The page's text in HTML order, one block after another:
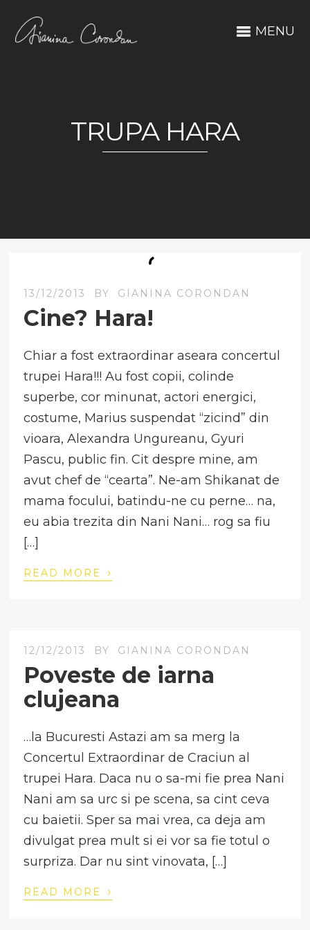
MENU
TRUPA HARA
13/12/2013 BY GIANINA CORONDAN
Cine? Hara!
Chiar a fost extraordinar aseara concertul
trupei Hara!!! Au fost copii, colinde
superbe, cor minunat, actori energici,
costume, Marius suspendat “zicind” din
vioara, Alexandra Ungureanu, Gyuri
Pascu, public fin. Cit despre mine, am
avut chef de “cearta”. Ne-am Shikanat de
mama focului, batindu-ne cu perne… na,
eu abia trezita din Nani Nani… rog sa fiu
[…]
READ MORE ›
12/12/2013 BY GIANINA CORONDAN
Poveste de iarna
clujeana
…la Bucuresti Astazi am sa merg la
Concertul Extraordinar de Craciun al
trupei Hara. Daca nu o sa-mi fie prea Nani
Nani am sa urc si pe scena, sa cint ceva
cu baietii. Sper sa mai vrea, ca deja am
divulgat prea mult si ei vor sa fie totul o
surpriza. Dar nu sint vinovata, […]
READ MORE ›